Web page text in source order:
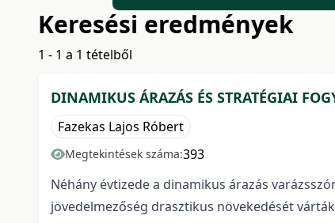
Keresési eredmények
1 - 1 a 1 tételből
DINAMIKUS ÁRAZÁS ÉS STRATÉGIAI
Fazekas Lajos Róbert
Megtekintések száma:393
Néhány évtizede a dinamikus árazás
jövedelmezőség drasztikus növekedését